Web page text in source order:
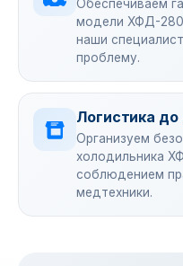
Обеспечиваем
модели ХФД-
наши
проблему.
Логистика до
Организуем
холодильника
соблюдением
медтехники.